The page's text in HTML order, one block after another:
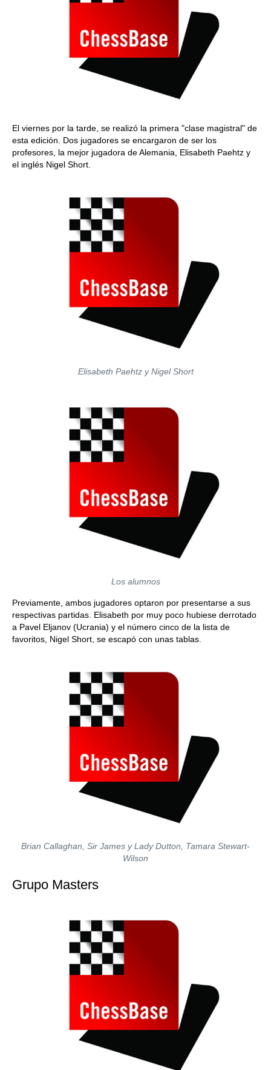
El viernes por la tarde, se realizó la primera "clase magistral" de
esta edición. Dos jugadores se encargaron de ser los
profesores, la mejor jugadora de Alemania, Elisabeth Paehtz y
el inglés Nigel Short.
Elisabeth Paehtz y Nigel Short
Los alumnos
Previamente, ambos jugadores optaron por presentarse a sus
respectivas partidas. Elisabeth por muy poco hubiese derrotado
a Pavel Eljanov (Ucrania) y el número cinco de la lista de
favoritos, Nigel Short, se escapó con unas tablas.
Brian Callaghan, Sir James y Lady Dutton, Tamara Stewart-
Wilson
Grupo Masters